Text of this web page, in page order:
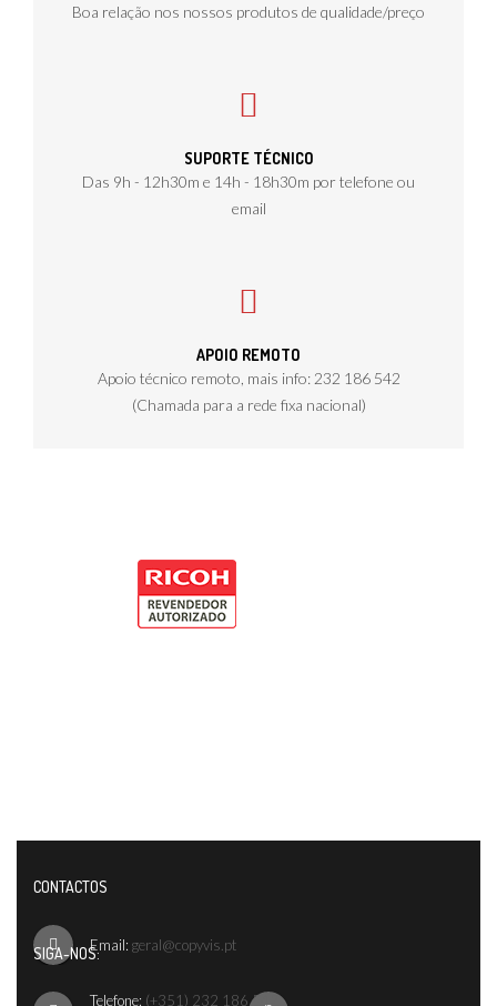
Boa relação nos nossos produtos de qualidade/preço
SUPORTE TÉCNICO
Das 9h - 12h30m e 14h - 18h30m por telefone ou
email
APOIO REMOTO
Apoio técnico remoto, mais info: 232 186 542
(Chamada para a rede fixa nacional)
CONTACTOS
Email: geral@copyvis.pt
Telefone: (+351) 232 186 542
SIGA-NOS: